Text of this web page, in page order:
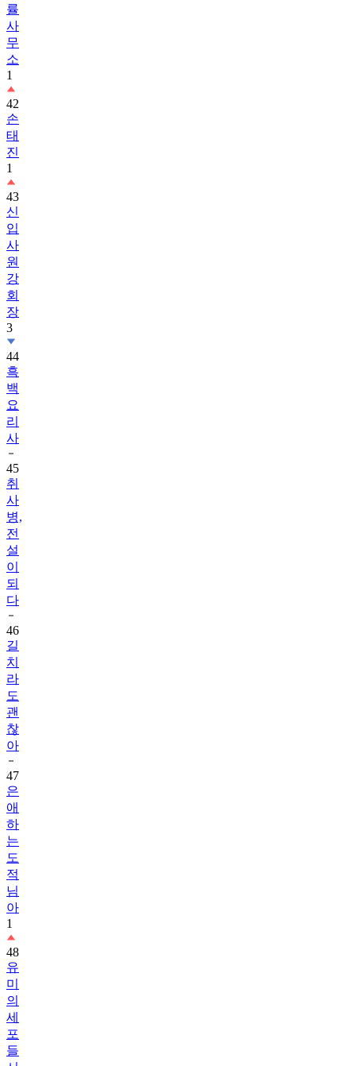
률
사
무
소
1
42
손
태
진
1
43
신
입
사
원
강
회
장
3
44
흑
백
요
리
사
45
취
사
병,
전
설
이
되
다
46
길
치
라
도
괜
찮
아
47
은
애
하
는
도
적
님
아
1
48
유
미
의
세
포
들